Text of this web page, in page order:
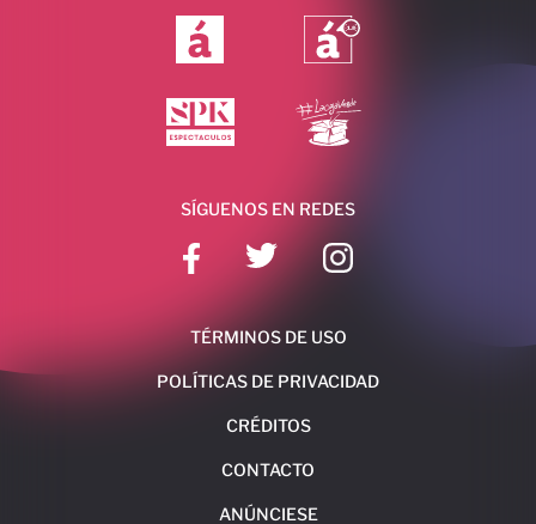
SÍGUENOS EN REDES
TÉRMINOS DE USO
POLÍTICAS DE PRIVACIDAD
CRÉDITOS
CONTACTO
ANÚNCIESE